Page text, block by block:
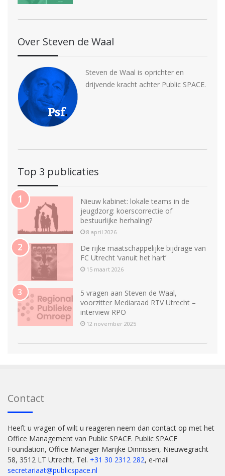
Over Steven de Waal
Steven de Waal is oprichter en
drijvende kracht achter Public SPACE.
Top 3 publicaties
Nieuw kabinet: lokale teams in de
jeugdzorg: koerscorrectie of
bestuurlijke herhaling?
8 april 2026
De rijke maatschappelijke bijdrage van
FC Utrecht ‘vanuit het hart’
15 maart 2026
5 vragen aan Steven de Waal,
voorzitter Mediaraad RTV Utrecht –
interview RPO
12 november 2025
Contact
Heeft u vragen of wilt u reageren neem dan contact op met het
Office Management van Public SPACE. Public SPACE
Foundation, Office Manager Marijke Dinnissen, Nieuwegracht
58, 3512 LT Utrecht, Tel. +31 30 2312 282, e-mail
secretariaat@publicspace.nl